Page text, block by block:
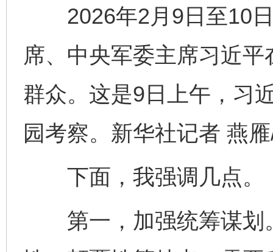
2026年2月9日至10日
席、中央军委主席习近
群众。这是9日上午，习
园考察。新华社记者 燕
下面，我强调几点。
第一，加强统筹谋划